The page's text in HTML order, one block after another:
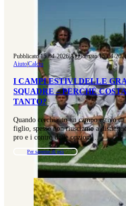
Pubblicato 15-04-2026|Aggiornato 15-04-
Aiuto|Calcio
I CAMPI ESTIVI DELLE
SQUADRE – PERCHÉ
TANTO?
Quando cerchiamo un campo estivo
figlio, spesso non riusciamo a
pro e i contro delle opzioni…
Per saperne di più